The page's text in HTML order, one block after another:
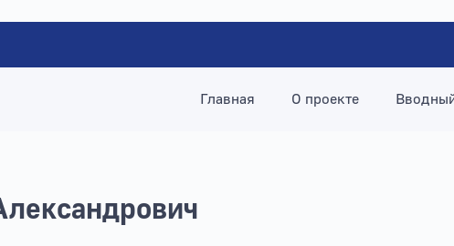
Главная О проекте